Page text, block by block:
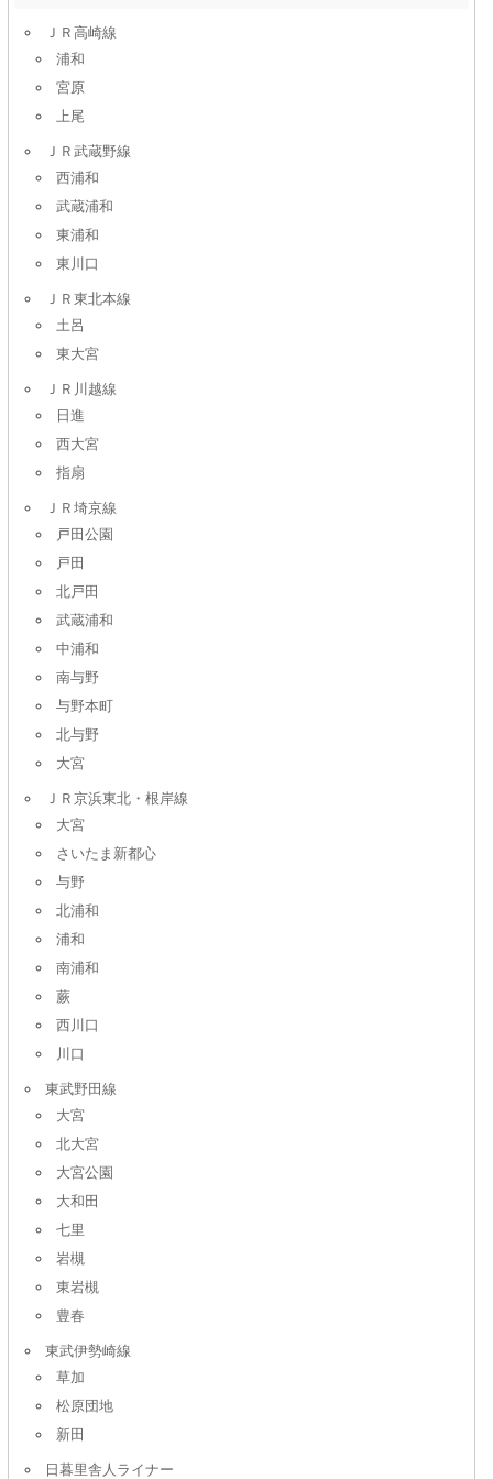
ＪＲ高崎線
浦和
宮原
上尾
ＪＲ武蔵野線
西浦和
武蔵浦和
東浦和
東川口
ＪＲ東北本線
土呂
東大宮
ＪＲ川越線
日進
西大宮
指扇
ＪＲ埼京線
戸田公園
戸田
北戸田
武蔵浦和
中浦和
南与野
与野本町
北与野
大宮
ＪＲ京浜東北・根岸線
大宮
さいたま新都心
与野
北浦和
浦和
南浦和
蕨
西川口
川口
東武野田線
大宮
北大宮
大宮公園
大和田
七里
岩槻
東岩槻
豊春
東武伊勢崎線
草加
松原団地
新田
日暮里舎人ライナー